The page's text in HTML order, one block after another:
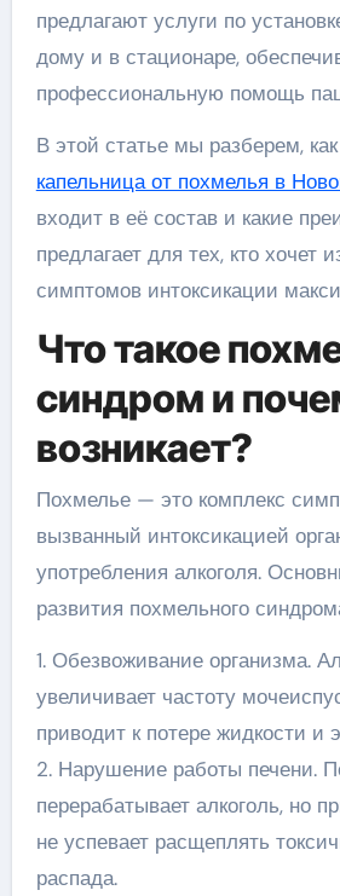
предлагают услуги по
дому и в стационаре,
профессиональную помощь
В этой статье мы разберем,
капельница от похмелья в
входит в её состав и какие
предлагает для тех, кто хочет
симптомов интоксикации
Что такое
синдром и
возникает?
Похмелье — это комплекс
вызванный интоксикацией
употребления алкоголя.
развития похмельного
1. Обезвоживание организма.
увеличивает частоту
приводит к потере жидкости и
2. Нарушение работы печени.
перерабатывает алкоголь, но
не успевает расщеплять
распада.